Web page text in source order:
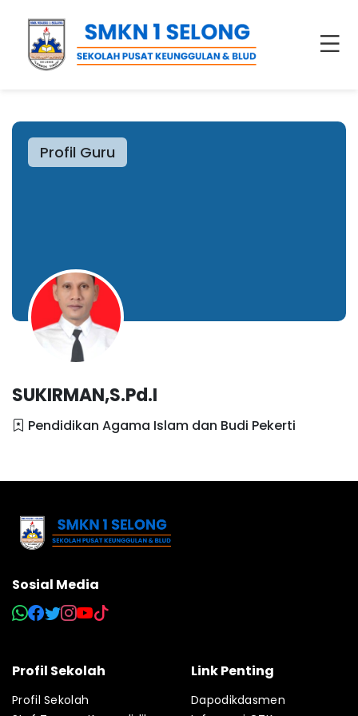
Profil Guru
SUKIRMAN,S.Pd.I
Pendidikan Agama Islam dan Budi Pekerti
Sosial Media
Profil Sekolah
Profil Sekolah
Link Penting
Dapodikdasmen